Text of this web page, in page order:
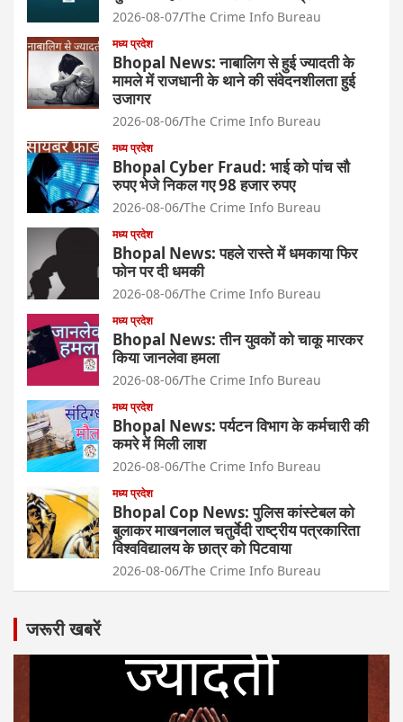
2026-08-07 The Crime Info Bureau
मध्य प्रदेश
Bhopal News: नाबालिग से हुई ज्यादती के
मामले में राजधानी के थाने की संवेदनशीलता हुई
उजागर
2026-08-06 The Crime Info Bureau
मध्य प्रदेश
Bhopal Cyber Fraud: भाई को पांच सौ
रुपए भेजे निकल गए 98 हजार रुपए
2026-08-06 The Crime Info Bureau
मध्य प्रदेश
Bhopal News: पहले रास्ते में धमकाया फिर
फोन पर दी धमकी
2026-08-06 The Crime Info Bureau
मध्य प्रदेश
Bhopal News: तीन युवकों को चाकू मारकर
किया जानलेवा हमला
2026-08-06 The Crime Info Bureau
मध्य प्रदेश
Bhopal News: पर्यटन विभाग के कर्मचारी की
कमरे में मिली लाश
2026-08-06 The Crime Info Bureau
मध्य प्रदेश
Bhopal Cop News: पुलिस कांस्टेबल को
बुलाकर माखनलाल चतुर्वेदी राष्ट्रीय पत्रकारिता
विश्वविद्यालय के छात्र को पिटवाया
2026-08-06 The Crime Info Bureau
जरूरी खबरें